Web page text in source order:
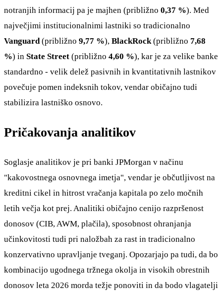
notranjih informacij pa je majhen (približno 0,37 %). Med
največjimi institucionalnimi lastniki so tradicionalno
Vanguard(približno 9,77 %), BlackRock(približno 7,68
%) in State Street (približno 4,60 %), kar je za velike banke
standardno - velik delež pasivnih in kvantitativnih lastnikov
povečuje pomen indeksnih tokov, vendar običajno tudi
stabilizira lastniško osnovo.
Pričakovanja analitikov
Soglasje analitikov je pri banki JPMorgan v načinu
"kakovostnega osnovnega imetja", vendar je občutljivost na
kreditni cikel in hitrost vračanja kapitala po zelo močnih
letih večja kot prej. Analitiki običajno cenijo razpršenost
donosov (CIB, AWM, plačila), sposobnost ohranjanja
učinkovitosti tudi pri naložbah za rast in tradicionalno
konzervativno upravljanje tveganj. Opozarjajo pa tudi, da bo
kombinacijo ugodnega tržnega okolja in visokih obrestnih
donosov leta 2026 morda težje ponoviti in da bodo vlagatelji